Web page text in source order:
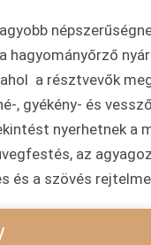
hagyományőrző
ahol a résztvevők
, gyékény- és
nyerhetnek a
az
és a szövés